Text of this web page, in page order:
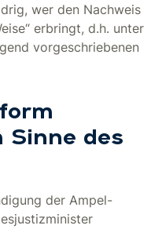
wer den Nachweis
erbringt, d.h. unter
vorgeschriebenen
Sinne des
der Ampel-